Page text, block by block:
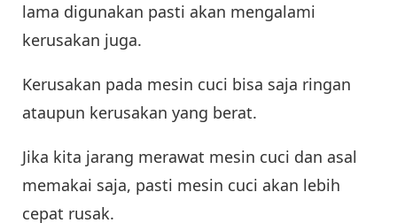
lama digunakan pasti akan mengalami
kerusakan juga.
Kerusakan pada mesin cuci bisa saja ringan
ataupun kerusakan yang berat.
Jika kita jarang merawat mesin cuci dan asal
memakai saja, pasti mesin cuci akan lebih
cepat rusak.